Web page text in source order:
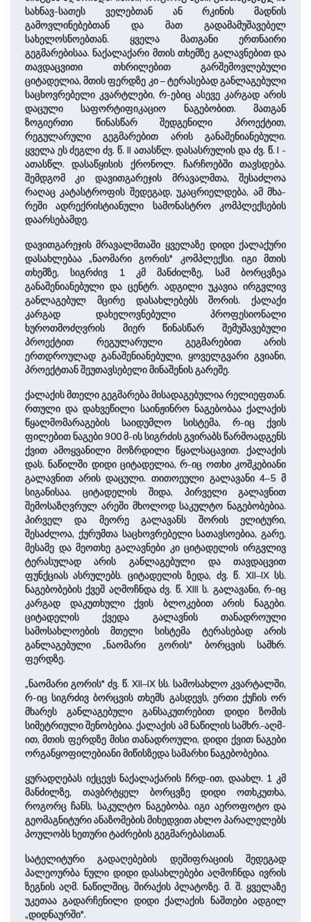
სახნავ-სათეს ველებთან ან რკინის მადნის
გამოვლინებებთან და მათ გადამამუშავებელ
სახელოსნოებთან. ყველა მათგანი ერთნაირი
გეგმარებისაა. ნაქალაქარი მთის თხემზე გალავნებით და
თავდაცვითი თხრილებით გარშემოვლებული
ციტადელია, მთის ფერდზე კი – ტერასებად განლაგებუ­ლი
საცხოვრებელი კვარტლები, რ-ებიც ასევე კარგად არის
და­ცული საფორტიფიკაციო ნაგებობით. მათგან
ზოგიერთი წინასწარ შედგენილი პროექტით,
რეგულარული გეგმარებით არის განაშენიანებული.
ყველა ეს ძეგლი ძვ. წ. II ­ათასწლ. დასასრულის და ძვ. წ. I ­
ათასწლ. დასაწყისის ქრონოლ. ჩარჩოებში თავსდება.
შემდგომ კი დავითგარეჯის მრავალმთა, შესაძლოა
რაღაც კატასტროფის შედეგად, უკაცრიელდება, ამ მხა­
რეში ადრექრისტიანული სამონასტრო კომპლექსების
დაარსებამდე.
დავითგარეჯის ­მრავალმთაში ყვე­ლაზე დიდი ქალაქური
დასახლებაა „ნაომარი გორის" კომპლექ­სი. იგი მთის
თხემზე, სიგრძივ 1 კმ მანძილზე, სამ ბორცვზეა
განაშენიანებული და ­ცენტრ. ადგილი უკავია ირგვლივ
განლაგებულ მცი­რე დასახლებებს შორის. ქალაქი
კარგად დახელოვნებული პროფესიონალი
ხუროთმოძღვრის მიერ წინასწარ შემუშავებული
პროექტით რეგულარული გეგმარებით არის
ერთდროულად განაშენიანებული, ყოველგვარი გვიანი,
პროექტთან შეუთავსებელი მინაშენის გარეშე.
ქალაქის მთელი გეგმარება მისადაგებულია რელიეფთან.
რთული და დახვეწილი საინჟინრო ნაგებობაა ქალაქის
წყალმომარაგების საი­დუმ­ლო სისტემა, რ-იც ქვის
ფილებით ნაგები 900 მ-ის სიგრძის გვირაბს წარმოადგენს
ქვით ამოყვანილი მოზრდილი წყალსაცავით. ქალაქის
დას. ნაწილში დიდი ციტადელია, რ-იც ოთხი კოშკებიანი
გალავნით არის და­ცუ­ლი. თითოეული გალავანი 4–5 მ
სიგანისაა. ციტადელის შიდა, პირველი გალავნით
შემოსაზღვრულ არეში მხო­ლოდ საკულტო ნაგებობებია.
პირველ და მეორე გალავანს შორის ელიტური,
შესაძლოა, ქურუმთა საცხოვრებელი სათავსოებია, გარე,
მესამე და მეოთხე გალავნები კი ციტადელის ირგვლივ
ტერასულად არის განლაგებული და თავდაცვით
ფუნქციას ასრულებს. ციტადელის ზედა, ძვ. წ. XII–IX სს.
ნაგებობების ქვეშ აღმოჩნდა ძვ. წ. XIII ს. გალავანი, რ-იც
კარგად დაკუთხული ქვის ბლოკებით არის ნაგები.
ციტადელის ქვედა გალავნის თანადროული
სამოსახლოების მთელი სისტემა ტერასებად არის
განლაგებული „ნაომარი გორის" ბორცვის სამხრ.
ფერდზე.
„ნაომარი გორის" ძვ. წ. XII–IX სს. სამოსახლო კვარტალში,
რ-იც სიგრძივ ბორცვის თხემს გასდევს, ერთი ქუჩის ორ
მხა­რეს განლაგებული განსაკუთრებით დიდი ზომის
სიმეტრიული შენობებია. ქალაქის ამ ნაწილის სამხრ.-აღმ-
ით, მთის ფერდზე მისი თანადროული, დიდი ქვით ნაგები
ორგანყოფილებიანი მიწისზედა სამარხი ნაგებობებია.
ყურადღებას იქცევს ნაქალაქარის ჩრდ-ით, დაახლ. 1 კმ
მანძილზე, თავბრტყელ ბორცვზე დიდი ოთხკუთხა,
როგორც ჩანს, საკულტო ნაგებობა. იგი აეროფოტო და
გეომაგნიტური ანაზომების მიხედვით ახლო პარალელებს
პოულობს ხეთური ტაძრების გეგმარებასთან.
სატელიტური გადაღებების დეშიფრაციის შედეგად
პალეოურბა­­ ნული დიდი დასახლებები აღმოჩნდა ივრის
ზეგნის აღმ. ნა­წილშიც, შირაქის პლატოზე. მ. შ. ყველაზე
უკეთაა გადარჩენილი დიდი ქალაქის ნაშთები ადგილ
„დიდნაურში".